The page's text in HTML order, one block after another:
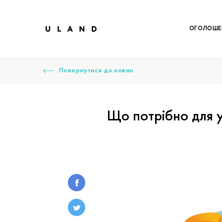
Повернутися до новин
Що потрібно для
Ваше